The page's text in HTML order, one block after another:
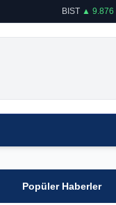
BIST ▲ 9.876
Popüler Haberler